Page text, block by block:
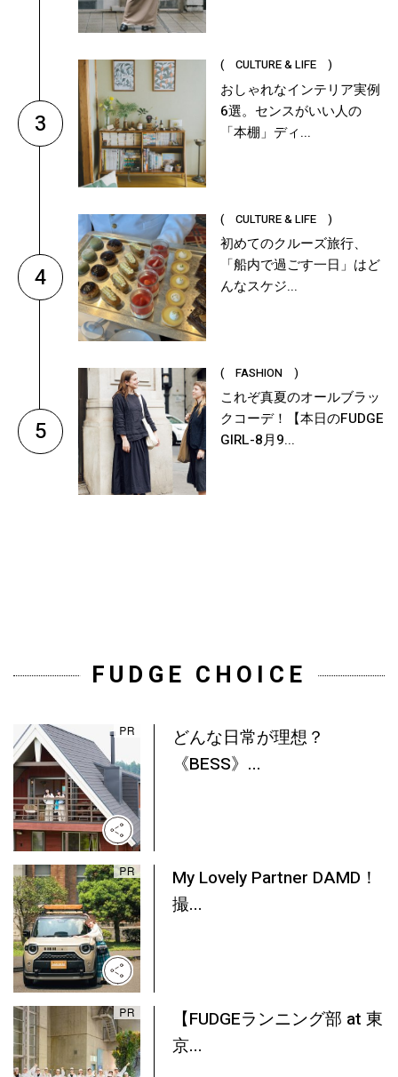
3
( CULTURE & LIFE )
おしゃれなインテリア実例
6選。センスがいい人の
「本棚」ディ...
4
( CULTURE & LIFE )
初めてのクルーズ旅行、
「船内で過ごす一日」はど
んなスケジ...
5
( FASHION )
これぞ真夏のオールブラッ
クコーデ！【本日のFUDGE
GIRL-8月9...
FUDGE CHOICE
どんな日常が理想？
《BESS》...
My Lovely Partner DAMD！
撮...
【FUDGEランニング部 at 東
京...